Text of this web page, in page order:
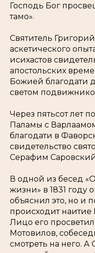
Господь Бог
тамо».
Святитель
аскетического
исихастов
апостольских
Божией благодати
светом
Через пятьсот лет
Паламы с
благодати в
свидетельство
Серафим
В одной из бесед
жизни» в 1831 году
объяснил это, но и
происходит наитие
Лицо его
Мотовилов,
смотреть на него. А